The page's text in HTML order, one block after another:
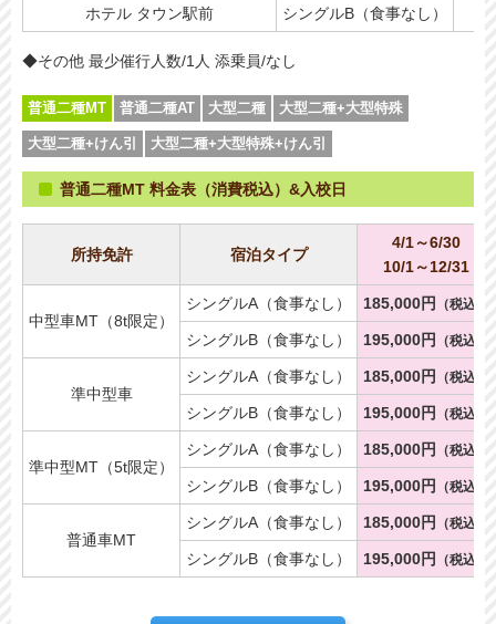
ホテル タウン駅前 シングルB（食事なし）
◆その他 最少催行人数/1人 添乗員/なし
普通二種MT 普通二種AT 大型二種 大型二種+大型特殊
大型二種+けん引 大型二種+大型特殊+けん引
普通二種MT 料金表（消費税込）&入校日
所持免許 宿泊タイプ
4/1～6/30
10/1～12/31
中型車MT（8t限定）
シングルA（食事なし） 185,000円 （税込）
シングルB（食事なし） 195,000円 （税込）
準中型車
シングルA（食事なし） 185,000円 （税込）
シングルB（食事なし） 195,000円 （税込）
準中型MT（5t限定）
シングルA（食事なし） 185,000円 （税込）
シングルB（食事なし） 195,000円 （税込）
普通車MT
シングルA（食事なし） 185,000円 （税込）
シングルB（食事なし） 195,000円 （税込）